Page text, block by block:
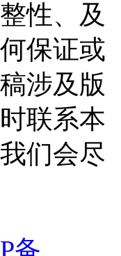
性、及
保证或
涉及版
联系本
们会尽
备